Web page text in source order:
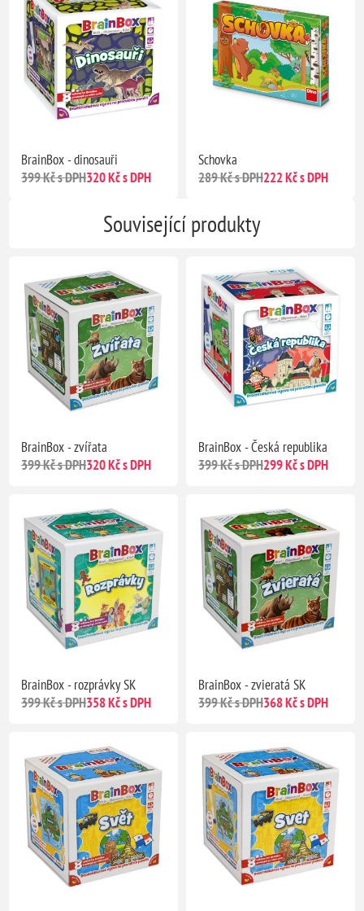
BrainBox - dinosauři
399 Kč s DPH320 Kč s DPH
Schovka
289 Kč s DPH222 Kč s DPH
Související produkty
BrainBox - zvířata
399 Kč s DPH320 Kč s DPH
BrainBox - Česká republika
399 Kč s DPH299 Kč s DPH
BrainBox - rozprávky SK
399 Kč s DPH358 Kč s DPH
BrainBox - zvieratá SK
399 Kč s DPH368 Kč s DPH